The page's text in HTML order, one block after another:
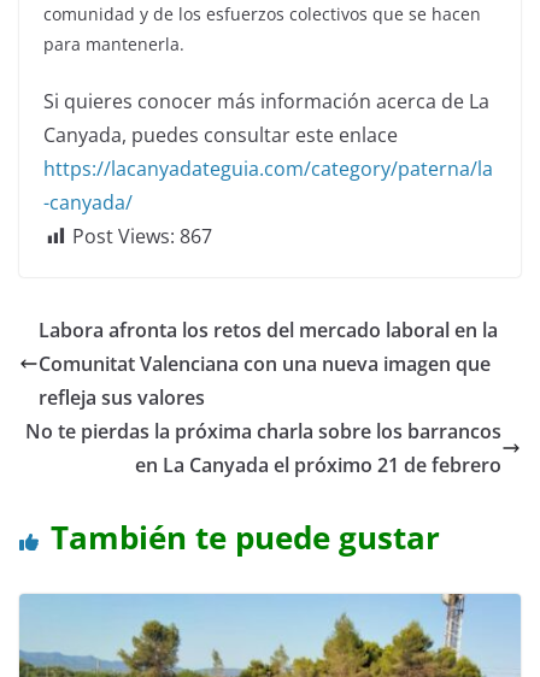
comunidad y de los esfuerzos colectivos que se hacen
para mantenerla.
Si quieres conocer más información acerca de La
Canyada, puedes consultar este enlace
https://lacanyadateguia.com/category/paterna/la
-canyada/
Post Views: 867
Labora afronta los retos del mercado laboral en la
Comunitat Valenciana con una nueva imagen que
refleja sus valores
No te pierdas la próxima charla sobre los barrancos
en La Canyada el próximo 21 de febrero
También te puede gustar